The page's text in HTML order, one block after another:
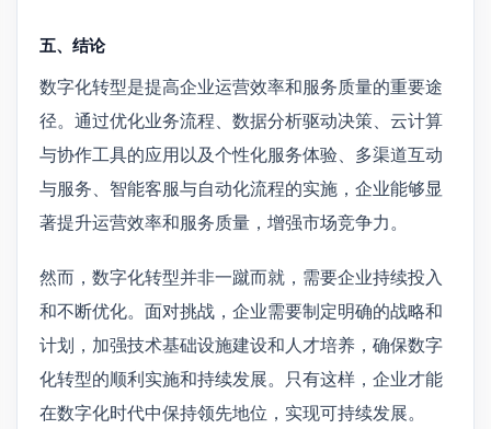
五、结论
数字化转型是提高企业运营效率和服务质量的重要途
径。通过优化业务流程、数据分析驱动决策、云计算
与协作工具的应用以及个性化服务体验、多渠道互动
与服务、智能客服与自动化流程的实施，企业能够显
著提升运营效率和服务质量，增强市场竞争力。
然而，数字化转型并非一蹴而就，需要企业持续投入
和不断优化。面对挑战，企业需要制定明确的战略和
计划，加强技术基础设施建设和人才培养，确保数字
化转型的顺利实施和持续发展。只有这样，企业才能
在数字化时代中保持领先地位，实现可持续发展。